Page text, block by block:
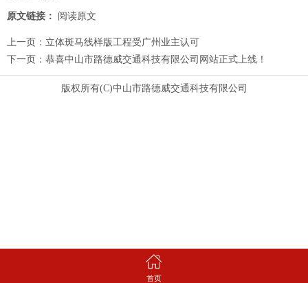
原文链接：
阅读原文
上一页： 立体斑马线样版工程受广州业主认可
下一页： 恭喜中山市路德威交通科技有限公司网站正式上线！
版权所有(C)中山市路德威交通科技有限公司
首页